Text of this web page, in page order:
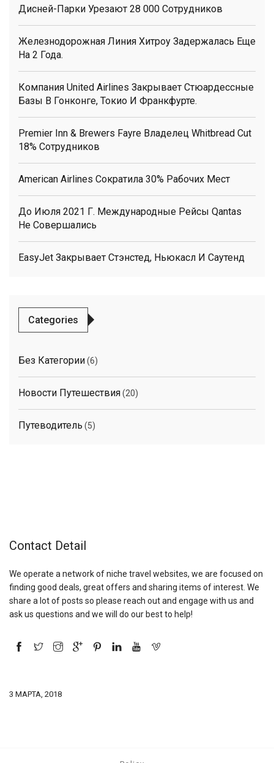
Дисней-Парки Урезают 28 000 Сотрудников
Железнодорожная Линия Хитроу Задержалась Еще
На 2 Года.
Компания United Airlines Закрывает Стюардессные
Базы В Гонконге, Токио И Франкфурте.
Premier Inn & Brewers Fayre Владелец Whitbread Cut
18% Сотрудников
American Airlines Сократила 30% Рабочих Мест
До Июля 2021 Г. Международные Рейсы Qantas
Не Совершались
EasyJet Закрывает Стэнстед, Ньюкасл И Саутенд
Categories
Без Категории(6)
Новости Путешествия(20)
Путеводитель (5)
Contact Detail
We operate a network of niche travel websites, we are focused on
finding good deals, great offers and sharing items of interest. We
share a lot of posts so please reach out and engage with us and
ask us questions and we will do our best to help!
3 МАРТА, 2018